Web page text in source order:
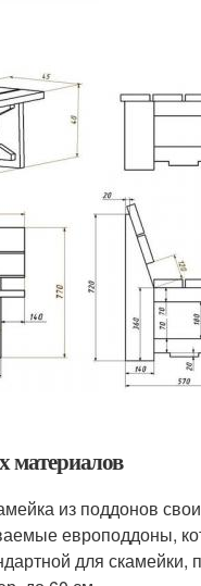
материалов
из поддонов
европоддоны,
для скамейки,